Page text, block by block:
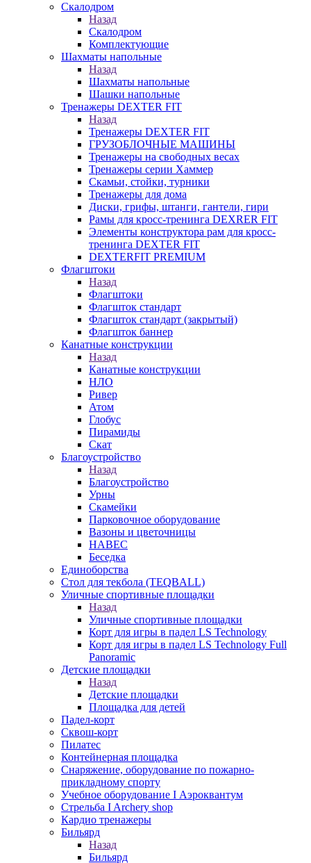
Скалодром
Назад
Скалодром
Комплектующие
Шахматы напольные
Назад
Шахматы напольные
Шашки напольные
Тренажеры DEXTER FIT
Назад
Тренажеры DEXTER FIT
ГРУЗОБЛОЧНЫЕ МАШИНЫ
Тренажеры на свободных весах
Тренажеры серии Хаммер
Скамьи, стойки, турники
Тренажеры для дома
Диски, грифы, штанги, гантели, гири
Рамы для кросс-тренинга DEXRER FIT
Элементы конструктора рам для кросс-
тренинга DEXTER FIT
DEXTERFIT PREMIUM
Флагштоки
Назад
Флагштоки
Флагшток стандарт
Флагшток стандарт (закрытый)
Флагшток баннер
Канатные конструкции
Назад
Канатные конструкции
НЛО
Ривер
Атом
Глобус
Пирамиды
Скат
Благоустройство
Назад
Благоустройство
Урны
Скамейки
Парковочное оборудование
Вазоны и цветочницы
НАВЕС
Беседка
Единоборства
Стол для текбола (TEQBALL)
Уличные спортивные площадки
Назад
Уличные спортивные площадки
Корт для игры в падел LS Technology
Корт для игры в падел LS Technology Full
Panoramic
Детские площадки
Назад
Детские площадки
Площадка для детей
Падел-корт
Сквош-корт
Пилатес
Контейнерная площадка
Снаряжение, оборудование по пожарно-
прикладному спорту
Учебное оборудование I Аэроквантум
Стрельба I Archery shop
Кардио тренажеры
Бильярд
Назад
Бильярд